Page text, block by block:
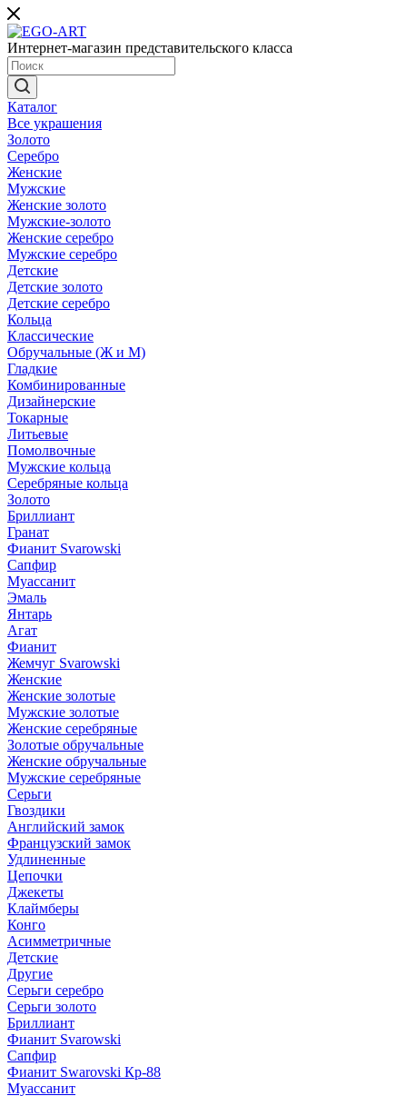
Интернет-магазин представительского класса
Каталог
Все украшения
Золото
Серебро
Женские
Мужские
Женские золото
Мужские-золото
Женские серебро
Мужские серебро
Детские
Детские золото
Детские серебро
Кольца
Классические
Обручальные (Ж и М)
Гладкие
Комбинированные
Дизайнерские
Токарные
Литьевые
Помолвочные
Мужские кольца
Серебряные кольца
Золото
Бриллиант
Гранат
Фианит Svarowski
Сапфир
Муассанит
Эмаль
Янтарь
Агат
Фианит
Жемчуг Svarowski
Женские
Женские золотые
Мужские золотые
Женские серебряные
Золотые обручальные
Женские обручальные
Мужские серебряные
Серьги
Гвоздики
Английский замок
Французский замок
Удлиненные
Цепочки
Джекеты
Клаймберы
Конго
Асимметричные
Детские
Другие
Серьги серебро
Серьги золото
Бриллиант
Фианит Svarowski
Сапфир
Фианит Swarovski Кр-88
Муассанит